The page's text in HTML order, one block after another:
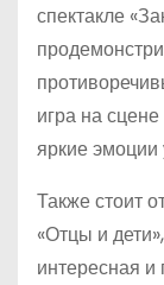
спектакле
игра на
яркие эмоции
Также стоит
«Отцы и
интересная и